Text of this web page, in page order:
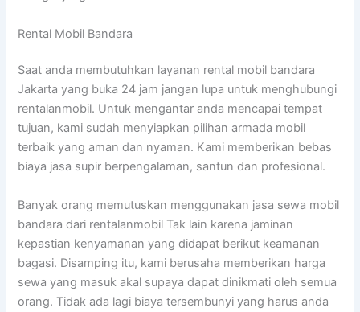
Rental Mobil Bandara
Saat anda membutuhkan layanan rental mobil bandara
Jakarta yang buka 24 jam jangan lupa untuk menghubungi
rentalanmobil. Untuk mengantar anda mencapai tempat
tujuan, kami sudah menyiapkan pilihan armada mobil
terbaik yang aman dan nyaman. Kami memberikan bebas
biaya jasa supir berpengalaman, santun dan profesional.
Banyak orang memutuskan menggunakan jasa sewa mobil
bandara dari rentalanmobil Tak lain karena jaminan
kepastian kenyamanan yang didapat berikut keamanan
bagasi. Disamping itu, kami berusaha memberikan harga
sewa yang masuk akal supaya dapat dinikmati oleh semua
orang. Tidak ada lagi biaya tersembunyi yang harus anda